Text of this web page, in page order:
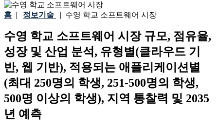
홈 | 정보기술 | 수영 학교 소프트웨어 시장
수영 학교 소프트웨어 시장 규모, 점유율,
성장 및 산업 분석, 유형별(클라우드 기
반, 웹 기반), 적용되는 애플리케이션별
(최대 250명의 학생, 251-500명의 학생,
500명 이상의 학생), 지역 통찰력 및 2035
년 예측